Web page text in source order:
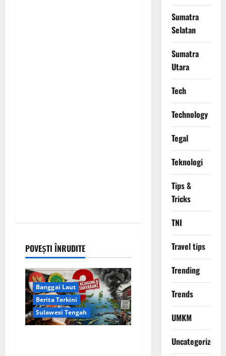
POVEȘTI ÎNRUDITE
Banggai Laut
Berita Terkini
Sulawesi Tengah
Sumatra
Selatan
Sumatra
Utara
Tech
Technology
Tegal
Teknologi
Tips &
Tricks
TNI
Travel tips
Trending
Trends
UMKM
Uncategorized